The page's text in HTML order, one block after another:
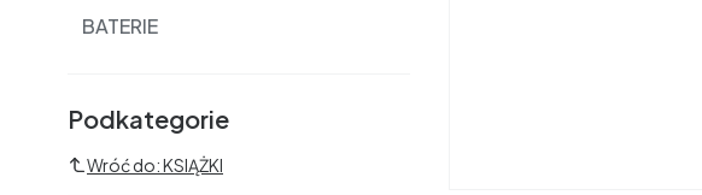
BATERIE
Podkategorie
Wróć do: KSIĄŻKI